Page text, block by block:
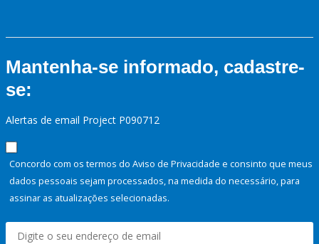
Mantenha-se informado, cadastre-
se:
Alertas de email Project P090712
Concordo com os termos do Aviso de Privacidade e consinto que meus
dados pessoais sejam processados, na medida do necessário, para
assinar as atualizações selecionadas.